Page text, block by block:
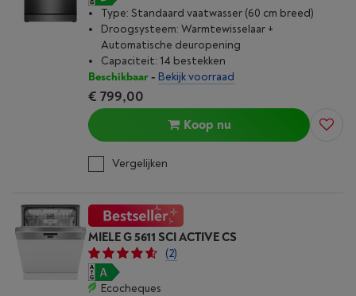
Type: Standaard vaatwasser (60 cm breed)
Droogsysteem: Warmtewisselaar +
Automatische deuropening
Capaciteit: 14 bestekken
Beschikbaar- Bekijk voorraad
€ 799,00
Koop nu
Vergelijken
MIELE G 5611 SCI ACTIVE CS
(2)
Ecocheques